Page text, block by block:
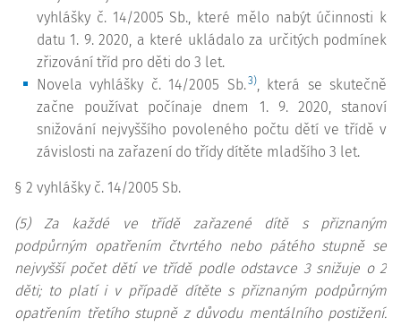
vyhlášky č. 14/2005 Sb., které mělo nabýt účinnosti k
datu 1. 9. 2020, a které ukládalo za určitých podmínek
zřizování tříd pro děti do 3 let.
Novela vyhlášky č. 14/2005 Sb.3), která se skutečně
začne používat počínaje dnem 1. 9. 2020, stanoví
snižování nejvyššího povoleného počtu dětí ve třídě v
závislosti na zařazení do třídy dítěte mladšího 3 let.
§ 2 vyhlášky č. 14/2005 Sb.
(5) Za každé ve třídě zařazené dítě s přiznaným
podpůrným opatřením čtvrtého nebo pátého stupně se
nejvyšší počet dětí ve třídě podle odstavce 3 snižuje o 2
děti; to platí i v případě dítěte s přiznaným podpůrným
opatřením třetího stupně z důvodu mentálního postižení.